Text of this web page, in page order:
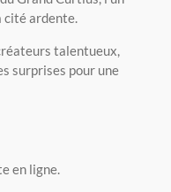
cité ardente.
talentueux,
surprises pour une
en ligne.